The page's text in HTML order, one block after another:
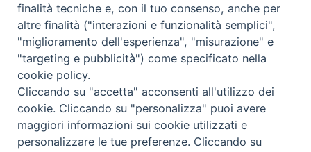
TV 2000
Diocesi di Ivrea
finalità tecniche e, con il tuo consenso, anche per
altre finalità ("interazioni e funzionalità semplici",
"miglioramento dell'esperienza", "misurazione" e
"targeting e pubblicità") come specificato nella
cookie policy.
Cliccando su "accetta" acconsenti all'utilizzo dei
cookie. Cliccando su "personalizza" puoi avere
maggiori informazioni sui cookie utilizzati e
personalizzare le tue preferenze. Cliccando su